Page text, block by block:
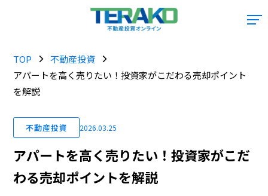
TOP
不動産投資
アパートを高く売りたい！投資家がこだわる売却ポイント
を解説
不動産投資 2026.03.25
アパートを高く売りたい！投資家がこだ
わる売却ポイントを解説